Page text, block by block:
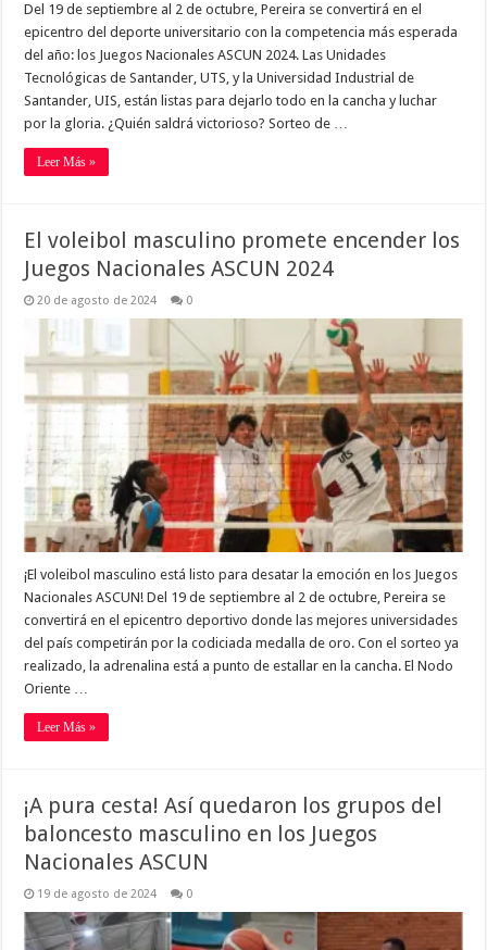
Del 19 de septiembre al 2 de octubre, Pereira se convertirá en el
epicentro del deporte universitario con la competencia más esperada
del año: los Juegos Nacionales ASCUN 2024. Las Unidades
Tecnológicas de Santander, UTS, y la Universidad Industrial de
Santander, UIS, están listas para dejarlo todo en la cancha y luchar
por la gloria. ¿Quién saldrá victorioso? Sorteo de …
Leer Más »
El voleibol masculino promete encender los
Juegos Nacionales ASCUN 2024
20 de agosto de 2024 0
¡El voleibol masculino está listo para desatar la emoción en los Juegos
Nacionales ASCUN! Del 19 de septiembre al 2 de octubre, Pereira se
convertirá en el epicentro deportivo donde las mejores universidades
del país competirán por la codiciada medalla de oro. Con el sorteo ya
realizado, la adrenalina está a punto de estallar en la cancha. El Nodo
Oriente …
Leer Más »
¡A pura cesta! Así quedaron los grupos del
baloncesto masculino en los Juegos
Nacionales ASCUN
19 de agosto de 2024 0